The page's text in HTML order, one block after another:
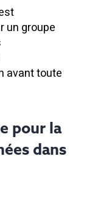
un groupe
avant toute
pour la
dans